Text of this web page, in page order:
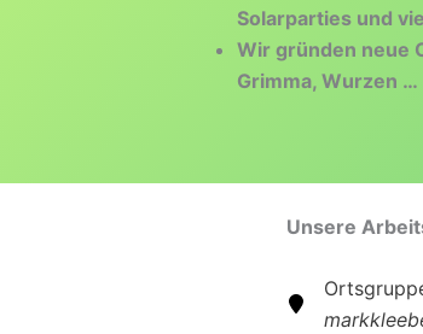
Solarparties und
Wir gründen neue
Grimma, Wurzen …
Unsere